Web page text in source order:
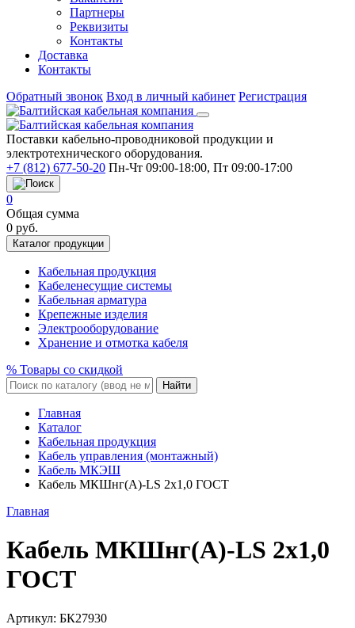
Партнеры
Реквизиты
Контакты
Доставка
Контакты
Обратный звонок Вход в личный кабинет Регистрация
Поставки кабельно-проводниковой продукции и
электротехнического оборудования.
+7 (812) 677-50-20 Пн-Чт 09:00-18:00, Пт 09:00-17:00
0
Общая сумма
0 руб.
Каталог продукции
Кабельная продукция
Кабеленесущие системы
Кабельная арматура
Крепежные изделия
Электрооборудование
Хранение и отмотка кабеля
% Товары со скидкой
Найти
Главная
Каталог
Кабельная продукция
Кабель управления (монтажный)
Кабель МКЭШ
Кабель МКШнг(A)-LS 2x1,0 ГОСТ
Главная
Кабель МКШнг(A)-LS 2x1,0
ГОСТ
Артикул: БК27930